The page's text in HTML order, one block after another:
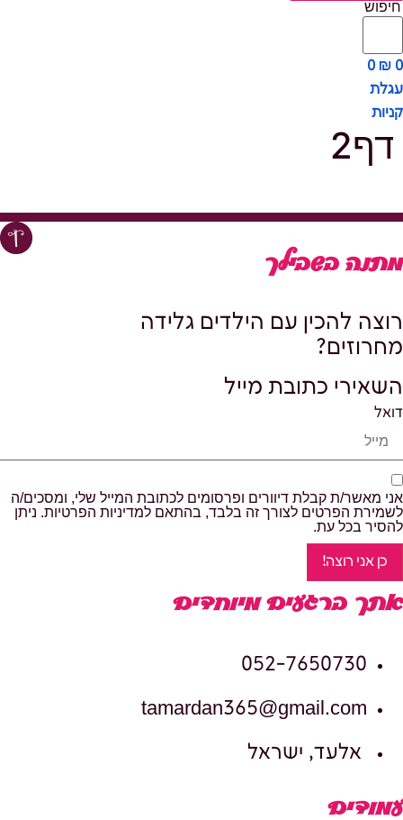
חיפוש
₪ 0
0
עגלת
קניות
דף2
מתנה בשבילך
רוצה להכין עם הילדים גלידה
מחרוזים?
השאירי כתובת מייל
דואל
אני מאשר/ת קבלת דיוורים ופרסומים לכתובת המייל שלי, ומסכים/ה
לשמירת הפרטים לצורך זה בלבד, בהתאם למדיניות הפרטיות. ניתן
להסיר בכל עת.
כן אני רוצה!
אתך ברגעים מיוחדים
052-7650730
tamardan365@gmail.com
אלעד, ישראל
עמודים